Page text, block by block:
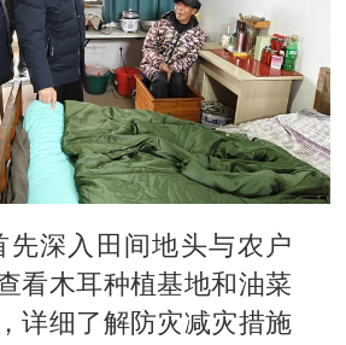
先深入田间地头与农户
看木耳种植基地和油菜
详细了解防灾减灾措施